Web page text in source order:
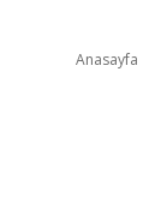
Anasayfa